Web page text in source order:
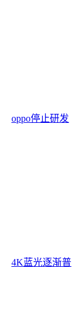
oppo停止研发
4K蓝光逐渐普